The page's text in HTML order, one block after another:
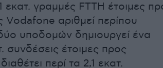
εκατ. γραμμές FTTH έτοιμες
αριθμεί περίπου
υποδομών δημιουργεί ένα
συνδέσεις έτοιμες προς
περί τα 2,1 εκατ.